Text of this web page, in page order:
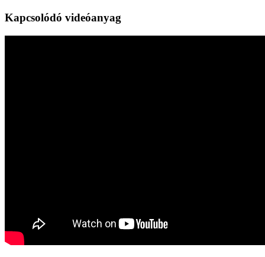
Kapcsolódó videóanyag